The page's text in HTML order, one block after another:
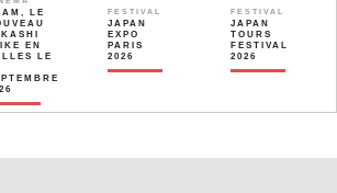
LE
EN
LE
FESTIVAL
JAPAN
EXPO
PARIS
2026
FESTIVAL
JAPAN
TOURS
FESTIVAL
2026